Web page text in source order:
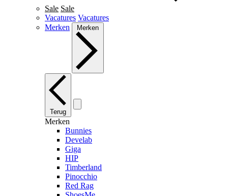
Sale Sale
Vacatures Vacatures
Merken
Merken
Terug
Merken
Bunnies
Develab
Giga
HIP
Timberland
Pinocchio
Red Rag